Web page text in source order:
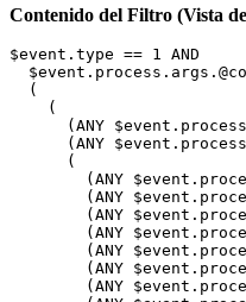
Contenido del Filtro (Vista
$event.type == 1 AND
  (
    (
(ANY
(ANY
      (
(ANY
(ANY
(ANY
(ANY
(ANY
(ANY
(ANY